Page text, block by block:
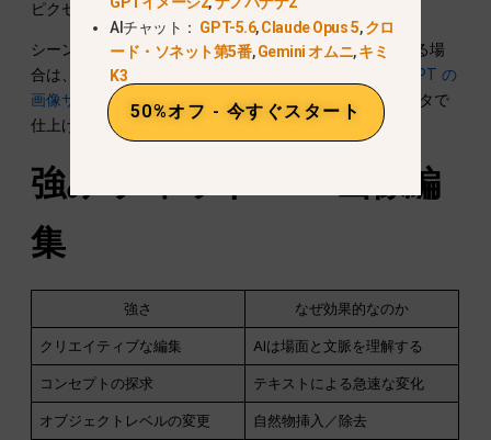
ピクセル単位の完璧な制御ではない。.
シーンの理解よりもキャンバスの正確な寸法が重要である場
合は、以下のワークフローを使用してください。
ChatGPT の
画像サイズ変更
そして、残りのピクセルは通常のエディタで
仕上げてください。.
強み
画像編
集
強さ なぜ効果的なのか
クリエイティブな編集 AIは場面と文脈を理解する
コンセプトの探求 テキストによる急速な変化
オブジェクトレベルの変更 自然物挿入／除去
AIチャット： GPT-5.6,Claude Opus 5,クロ
ード・ソネット第5番,Gemini オムニ,キミ
K3
50%オフ - 今すぐスタート